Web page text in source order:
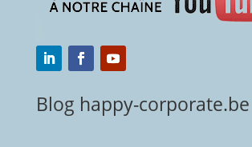
Blog happy-corporate.be